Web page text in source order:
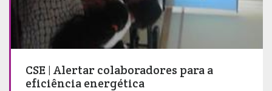
CSE | Alertar colaboradores para a
eficiência energética